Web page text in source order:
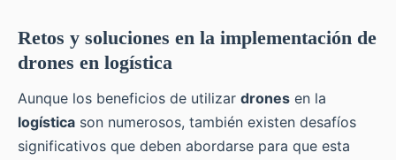
Retos y soluciones en la implementación de
drones en logística
Aunque los beneficios de utilizar drones en la
logística son numerosos, también existen desafíos
significativos que deben abordarse para que esta